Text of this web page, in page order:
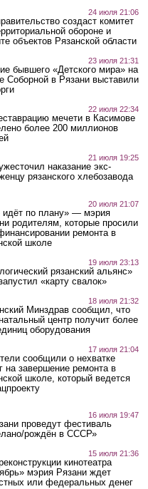
24 июля 21:06
создаст комитет
обороне и
объектов Рязанской области
23 июля 21:31
бывшего «Детского мира» на
Соборной в Рязани выставили
22 июля 22:34
мечети в Касимове
более 200 миллионов
21 июля 19:25
наказание экс-
рязанского хлебозавода
20 июля 21:07
идёт по плану» — мэрия
родителям, которые просили
ремонта в
школе
19 июля 23:13
рязанский альянс»
«карту свалок»
18 июля 21:32
Минздрав сообщил, что
центр получит более
оборудования
17 июля 21:04
сообщили о нехватке
на завершение ремонта в
школе, который ведется
16 июля 19:47
проведут фестиваль
рождён в СССР»
15 июля 21:36
кинотеатра
мэрия Рязани ждет
или федеральных денег